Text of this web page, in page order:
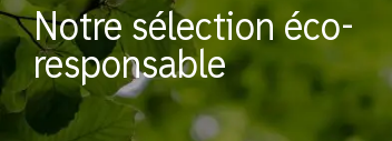
Notre sélection éco-
responsable